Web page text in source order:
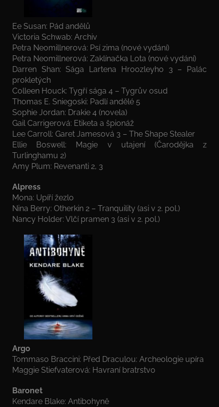
Ee Susan: Pád andělů
Victoria Schwab: Archiv
Petra Neomillnerová: Psí zima (nové vydání)
Petra Neomillnerová: Zaklínačka Lota (nové vydání)
Darren Shan: Sága Lartena Hroozleyho 3 – Palác
prokletých
Colleen Houck: Tygří sága 4 – Tygrův osud
Thomas E. Sniegoski: Padlí andělé 5
Sophie Jordan: Drakie 4 (novela)
Gail Carrigerová: Etiketa a špionáž
Lee Carroll: Garet Jamesová 3 – The Shape Stealer
Ellie Boswell: Magie v utajení (Čarodějka z
Turlinghamu 2)
Amy Plum: Revenanti 2, 3
Alpress
Mona: Upíří žezlo
Nina Berry: Otherkin 2 – Tranquility (asi v 2. pol.)
Nancy Holder: Vlčí pramen 3 (asi v 2. pol.)
Argo
Tommaso Braccini: Před Draculou: Archeologie upíra
Maggie Stiefvaterová: Havraní bratrstvo
Baronet
Kendare Blake: Antibohyně